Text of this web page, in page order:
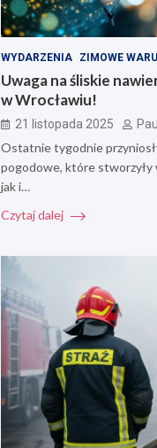
WYDARZENIA ZIMOWE
Uwaga na śliskie
w Wrocławiu!
21 listopada 2025
Ostatnie tygodnie
pogodowe, które stworzyły
jak i…
Czytaj dalej